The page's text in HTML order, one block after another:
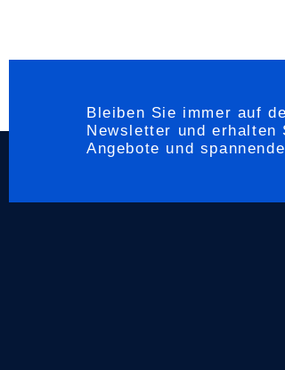
Bleiben Sie immer auf
Newsletter und
Angebote und